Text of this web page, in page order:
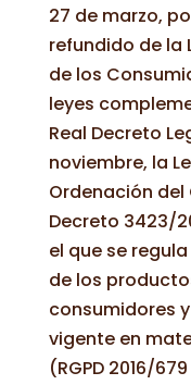
27 de marzo,
refundido de la
de los
leyes
Real Decreto
noviembre, la
Ordenación del
Decreto 3423/
el que se
de los
consumidores
vigente en
(RGPD 2016/